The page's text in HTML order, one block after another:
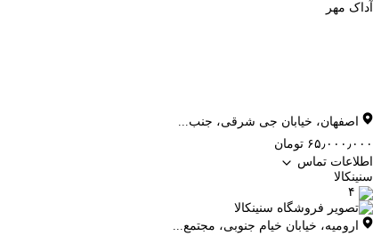
آداک مهر
اصفهان، خیابان جی شرقی، جنب...
۶۵٫۰۰۰٫۰۰۰ تومان
اطلاعات تماس
سنینکالا
۴
ارومیه، خیابان خیام جنوبی، مجتمع...